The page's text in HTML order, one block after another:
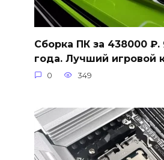
Сборка ПК за 438000 ₽.
года. Лучший игровой
0 349